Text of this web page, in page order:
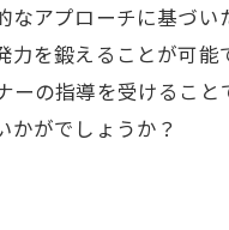
アプローチに基づ
を鍛えることが可能
の指導を受けるこ
かがでしょうか？